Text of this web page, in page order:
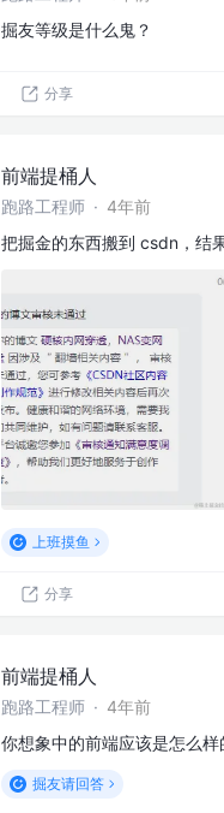
掘友等级是什么鬼？
分享
前端提桶人
跑路工程师 · 4年前
把掘金的东西搬到 csdn，结果
上班摸鱼
分享
前端提桶人
跑路工程师 · 4年前
你想象中的前端应该是怎么样
掘友请回答